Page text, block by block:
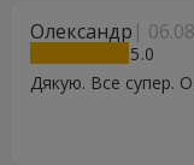
Олександр
5
Дякую. Все супер.